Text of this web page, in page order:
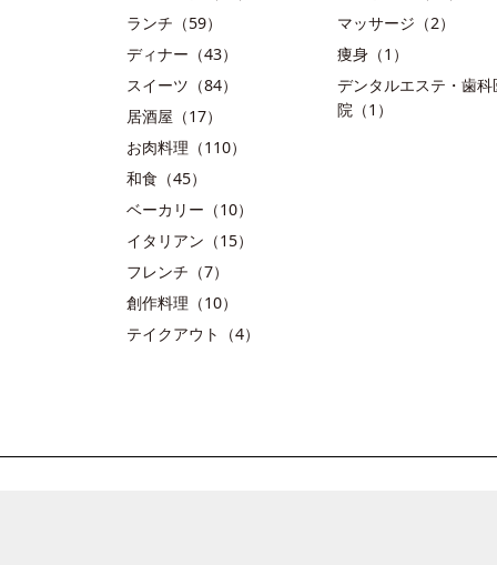
ランチ（59）
ディナー（43）
スイーツ（84）
居酒屋（17）
お肉料理（110）
和食（45）
ベーカリー（10）
イタリアン（15）
フレンチ（7）
創作料理（10）
テイクアウト（4）
マッサージ（2）
痩身（1）
デンタルエステ・歯科
院（1）